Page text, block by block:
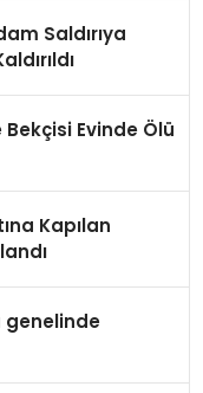
Saldırıya
Evinde Ölü
Kapılan
genelinde